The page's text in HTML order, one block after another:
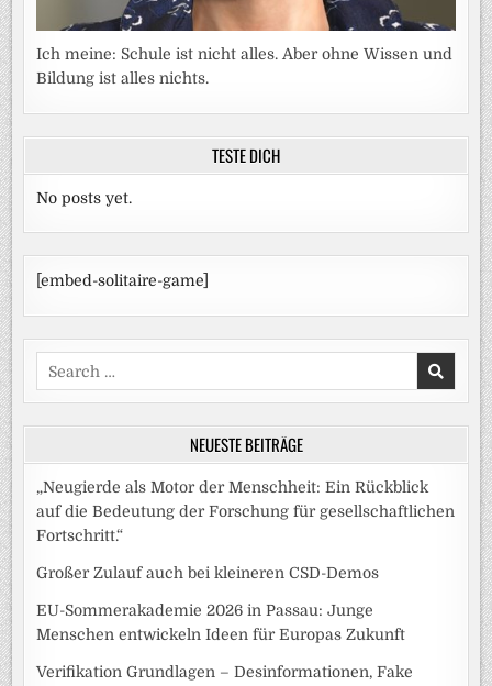
Ich meine: Schule ist nicht alles. Aber ohne Wissen und
Bildung ist alles nichts.
TESTE DICH
No posts yet.
[embed-solitaire-game]
Search
for:
NEUESTE BEITRÄGE
„Neugierde als Motor der Menschheit: Ein Rückblick
auf die Bedeutung der Forschung für gesellschaftlichen
Fortschritt.“
Großer Zulauf auch bei kleineren CSD-Demos
EU-Sommerakademie 2026 in Passau: Junge
Menschen entwickeln Ideen für Europas Zukunft
Verifikation Grundlagen – Desinformationen, Fake